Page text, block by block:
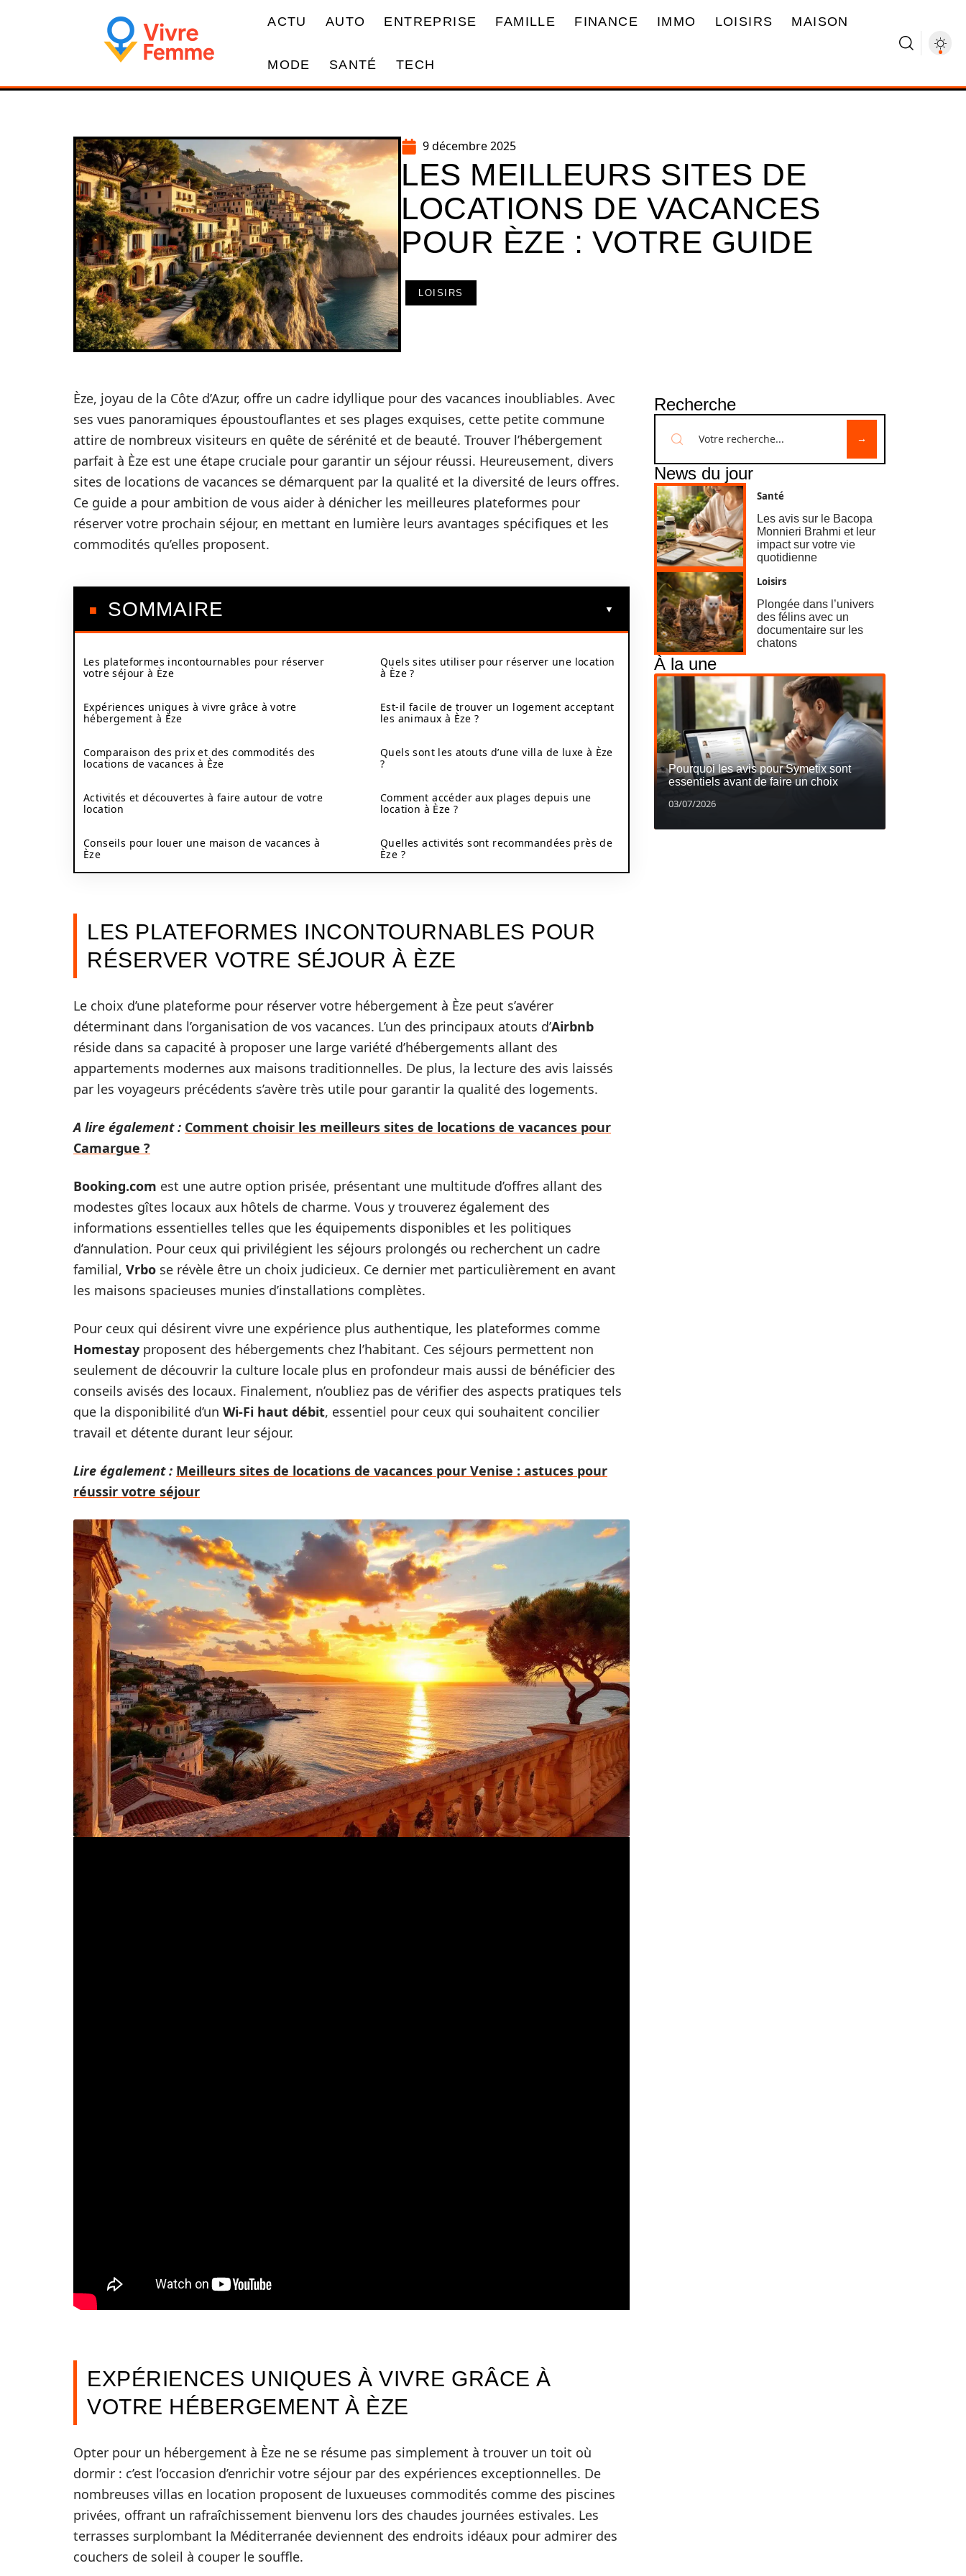
ACTU AUTO ENTREPRISE FAMILLE FINANCE IMMO LOISIRS MAISON
MODE SANTÉ TECH
9 décembre 2025
LES MEILLEURS SITES DE
LOCATIONS DE VACANCES
POUR ÈZE : VOTRE GUIDE
LOISIRS
Èze, joyau de la Côte d’Azur, offre un cadre idyllique pour des vacances inoubliables. Avec
ses vues panoramiques époustouflantes et ses plages exquises, cette petite commune
attire de nombreux visiteurs en quête de sérénité et de beauté. Trouver l’hébergement
parfait à Èze est une étape cruciale pour garantir un séjour réussi. Heureusement, divers
sites de locations de vacances se démarquent par la qualité et la diversité de leurs offres.
Ce guide a pour ambition de vous aider à dénicher les meilleures plateformes pour
réserver votre prochain séjour, en mettant en lumière leurs avantages spécifiques et les
commodités qu’elles proposent.
SOMMAIRE
Les plateformes incontournables pour réserver
votre séjour à Èze
Expériences uniques à vivre grâce à votre
hébergement à Èze
Comparaison des prix et des commodités des
locations de vacances à Èze
Activités et découvertes à faire autour de votre
location
Conseils pour louer une maison de vacances à
Èze
Quels sites utiliser pour réserver une location
à Èze ?
Est-il facile de trouver un logement acceptant
les animaux à Èze ?
Quels sont les atouts d’une villa de luxe à Èze
?
Comment accéder aux plages depuis une
location à Èze ?
Quelles activités sont recommandées près de
Èze ?
LES PLATEFORMES INCONTOURNABLES POUR
RÉSERVER VOTRE SÉJOUR À ÈZE
Le choix d’une plateforme pour réserver votre hébergement à Èze peut s’avérer
déterminant dans l’organisation de vos vacances. L’un des principaux atouts d’Airbnb
réside dans sa capacité à proposer une large variété d’hébergements allant des
appartements modernes aux maisons traditionnelles. De plus, la lecture des avis laissés
par les voyageurs précédents s’avère très utile pour garantir la qualité des logements.
A lire également : Comment choisir les meilleurs sites de locations de vacances pour
Camargue ?
Booking.com est une autre option prisée, présentant une multitude d’offres allant des
modestes gîtes locaux aux hôtels de charme. Vous y trouverez également des
informations essentielles telles que les équipements disponibles et les politiques
d’annulation. Pour ceux qui privilégient les séjours prolongés ou recherchent un cadre
familial, Vrbo se révèle être un choix judicieux. Ce dernier met particulièrement en avant
les maisons spacieuses munies d’installations complètes.
Pour ceux qui désirent vivre une expérience plus authentique, les plateformes comme
Homestay proposent des hébergements chez l’habitant. Ces séjours permettent non
seulement de découvrir la culture locale plus en profondeur mais aussi de bénéficier des
conseils avisés des locaux. Finalement, n’oubliez pas de vérifier des aspects pratiques tels
que la disponibilité d’un Wi-Fi haut débit, essentiel pour ceux qui souhaitent concilier
travail et détente durant leur séjour.
Lire également : Meilleurs sites de locations de vacances pour Venise : astuces pour
réussir votre séjour
EXPÉRIENCES UNIQUES À VIVRE GRÂCE À
VOTRE HÉBERGEMENT À ÈZE
Opter pour un hébergement à Èze ne se résume pas simplement à trouver un toit où
dormir : c’est l’occasion d’enrichir votre séjour par des expériences exceptionnelles. De
nombreuses villas en location proposent de luxueuses commodités comme des piscines
privées, offrant un rafraîchissement bienvenu lors des chaudes journées estivales. Les
terrasses surplombant la Méditerranée deviennent des endroits idéaux pour admirer des
couchers de soleil à couper le souffle.
Recherche
News du jour
Santé
Les avis sur le Bacopa
Monnieri Brahmi et leur
impact sur votre vie
quotidienne
Loisirs
Plongée dans l’univers
des félins avec un
documentaire sur les
chatons
À la une
Pourquoi les avis pour Symetix sont
essentiels avant de faire un choix
03/07/2026